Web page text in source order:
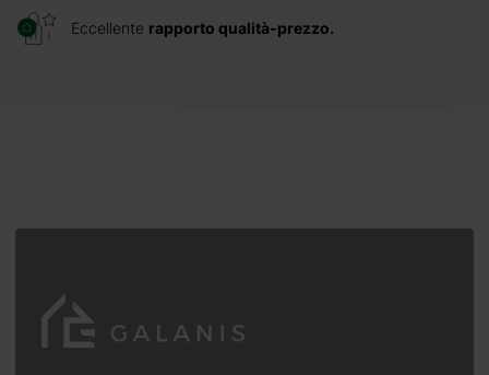
Eccellente rapporto qualità-prezzo.